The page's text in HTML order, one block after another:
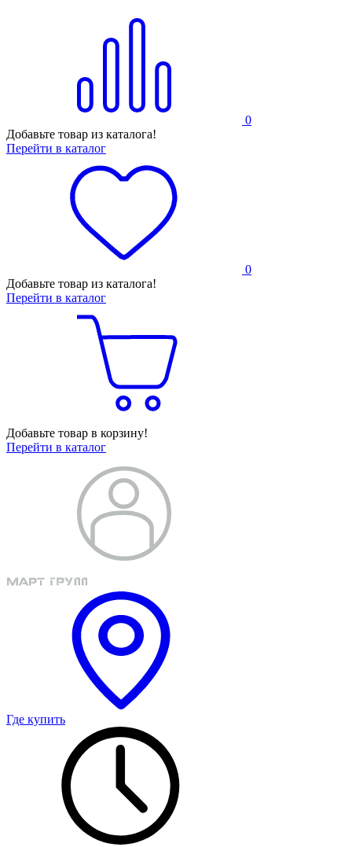
0
Добавьте товар из каталога!
Перейти в каталог
0
Добавьте товар из каталога!
Перейти в каталог
Добавьте товар в корзину!
Перейти в каталог
Где купить